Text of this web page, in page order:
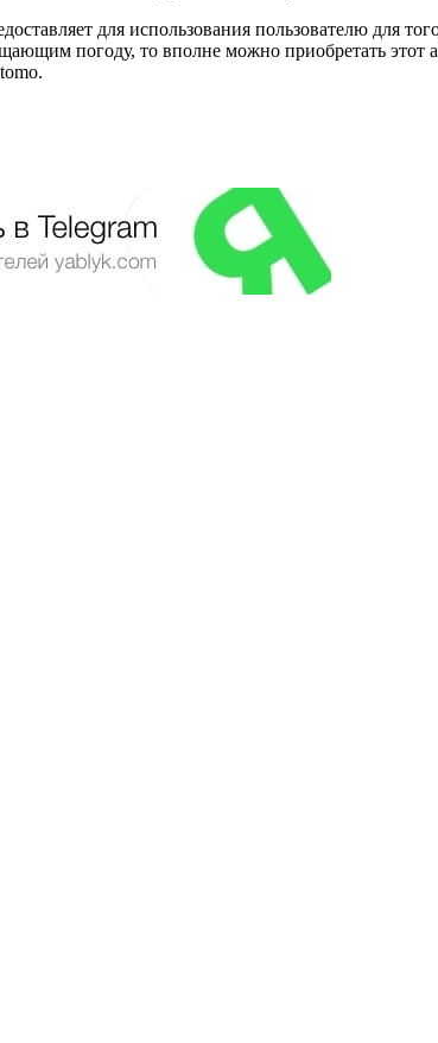
для использования пользователю для
погоду, то вполне можно приобретать этот